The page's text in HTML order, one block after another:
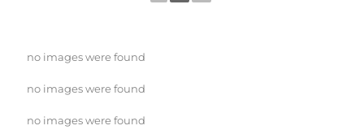
no images were found
no images were found
no images were found